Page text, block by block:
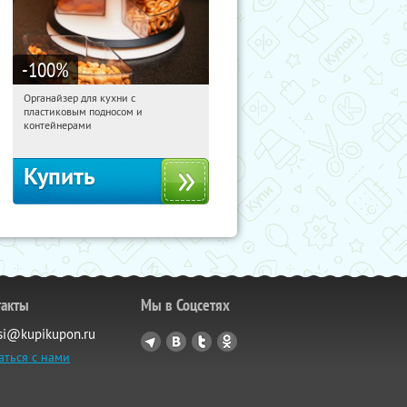
-100%
09:39:37 Получили:
Россия
Органайзер для кухни с
пластиковым подносом и
контейнерами
Купить
с нами
Мы в Соцсетях